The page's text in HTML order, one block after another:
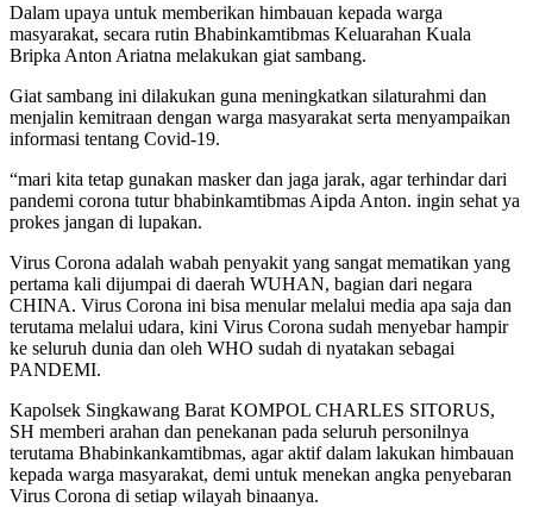
Dalam upaya untuk memberikan himbauan kepada warga
masyarakat, secara rutin Bhabinkamtibmas Keluarahan Kuala
Bripka Anton Ariatna melakukan giat sambang.
Giat sambang ini dilakukan guna meningkatkan silaturahmi dan
menjalin kemitraan dengan warga masyarakat serta menyampaikan
informasi tentang Covid-19.
“mari kita tetap gunakan masker dan jaga jarak, agar terhindar dari
pandemi corona tutur bhabinkamtibmas Aipda Anton. ingin sehat ya
prokes jangan di lupakan.
Virus Corona adalah wabah penyakit yang sangat mematikan yang
pertama kali dijumpai di daerah WUHAN, bagian dari negara
CHINA. Virus Corona ini bisa menular melalui media apa saja dan
terutama melalui udara, kini Virus Corona sudah menyebar hampir
ke seluruh dunia dan oleh WHO sudah di nyatakan sebagai
PANDEMI.
Kapolsek Singkawang Barat KOMPOL CHARLES SITORUS,
SH memberi arahan dan penekanan pada seluruh personilnya
terutama Bhabinkankamtibmas, agar aktif dalam lakukan himbauan
kepada warga masyarakat, demi untuk menekan angka penyebaran
Virus Corona di setiap wilayah binaanya.